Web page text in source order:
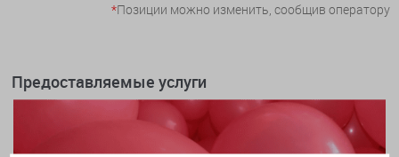
*Позиции можно изменить, сообщив оператору
Предоставляемые услуги